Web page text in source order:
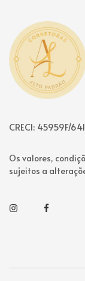
Página inicial
CRECI: 45959F/
Os valores,
sujeitos a
InstagramFacebook